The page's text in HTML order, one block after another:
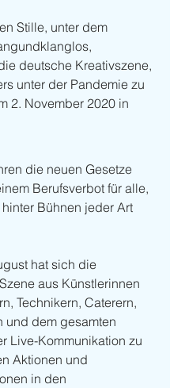
Stille, unter dem
,
deutsche Kreativszene,
unter der Pandemie zu
2. November 2020 in
die neuen Gesetze
Berufsverbot für alle,
Bühnen jeder Art
hat sich die
aus Künstlerinnen
Technikern, Caterern,
und dem gesamten
Live-Kommunikation zu
Aktionen und
in den